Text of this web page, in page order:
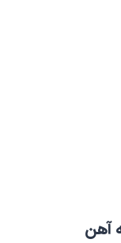
آهن